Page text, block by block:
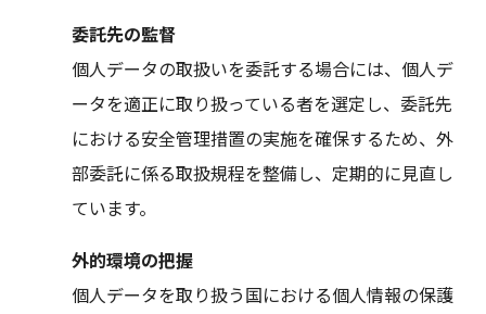
委託先の監督
個人データの取扱いを委託する場合には、個人デ
ータを適正に取り扱っている者を選定し、委託先
における安全管理措置の実施を確保するため、外
部委託に係る取扱規程を整備し、定期的に見直し
ています。
外的環境の把握
個人データを取り扱う国における個人情報の保護